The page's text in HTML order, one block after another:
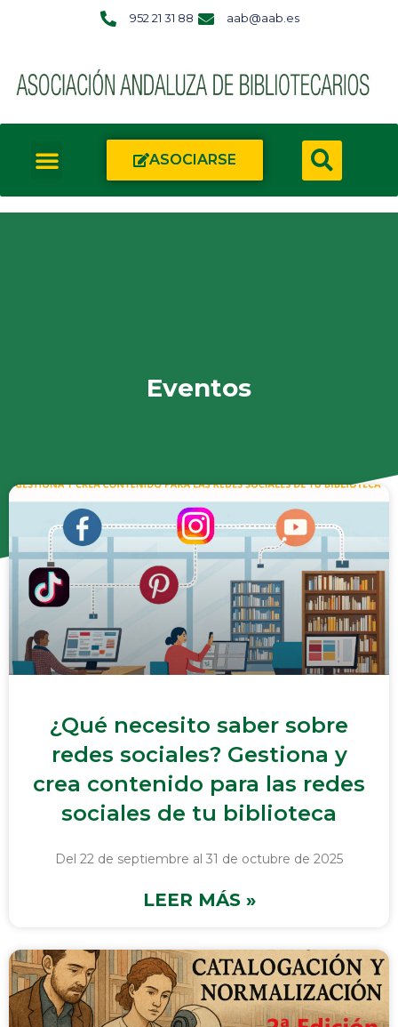
952 21 31 88 aab@aab.es
ASOCIARSE
Eventos
¿Qué necesito saber sobre
redes sociales? Gestiona y
crea contenido para las redes
sociales de tu biblioteca
Del 22 de septiembre al 31 de octubre de 2025
LEER MÁS »